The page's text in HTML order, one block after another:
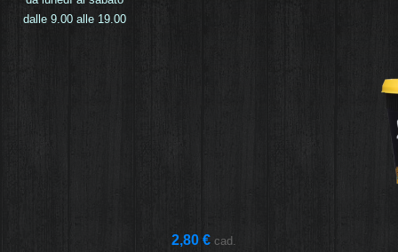
dalle 9.00 alle 19.00
2,80 € cad.